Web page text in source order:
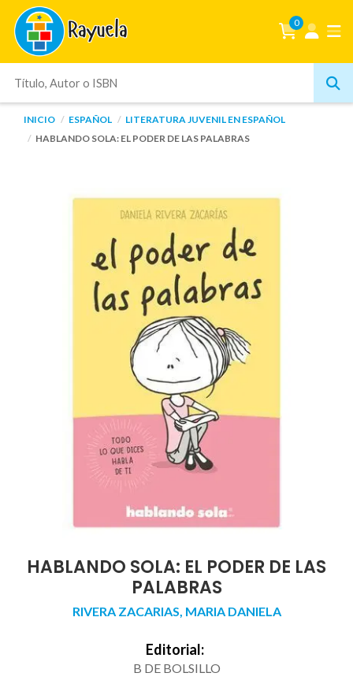
0
INICIO ESPAÑOL
LITERATURA JUVENIL EN ESPAÑOL
HABLANDO SOLA: EL PODER DE LAS PALABRAS
HABLANDO SOLA: EL PODER DE LAS
PALABRAS
RIVERA ZACARIAS, MARIA DANIELA
Editorial:
B DE BOLSILLO